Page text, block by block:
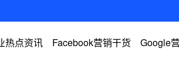
热点资讯 Facebook营销干货 Google